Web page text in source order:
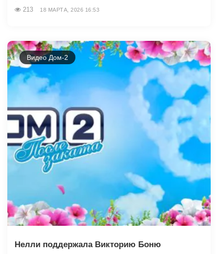
213 18 МАРТА, 2026 16:53
Видео Дом-2
Нелли поддержала Викторию Боню